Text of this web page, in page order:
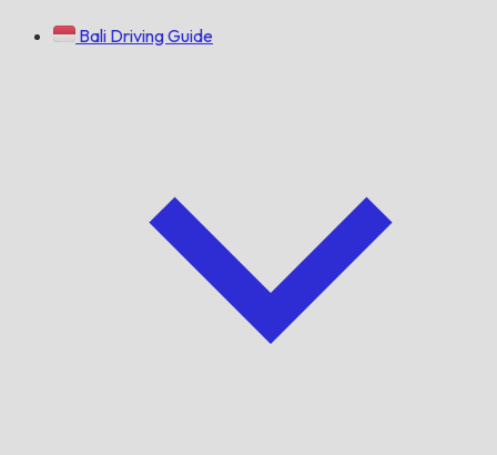
Bali Driving Guide